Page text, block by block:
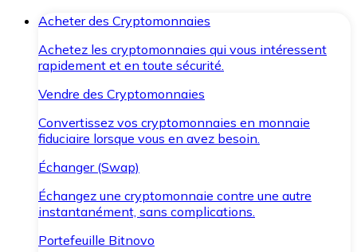
Acheter des Cryptomonnaies
Achetez les cryptomonnaies qui vous intéressent
rapidement et en toute sécurité.
Vendre des Cryptomonnaies
Convertissez vos cryptomonnaies en monnaie
fiduciaire lorsque vous en avez besoin.
Échanger (Swap)
Échangez une cryptomonnaie contre une autre
instantanément, sans complications.
Portefeuille Bitnovo